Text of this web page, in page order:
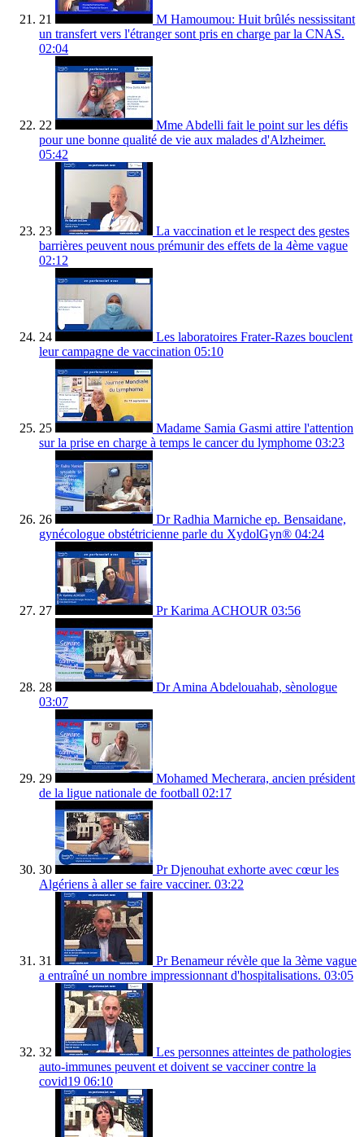
21
M Hamoumou: Huit brûlés nessissitant
un transfert vers l'étranger sont pris en charge par la CNAS.
02:04
22
Mme Abdelli fait le point sur les défis
pour une bonne qualité de vie aux malades d'Alzheimer.
05:42
23
La vaccination et le respect des gestes
barrières peuvent nous prémunir des effets de la 4ème vague
02:12
24
Les laboratoires Frater-Razes bouclent
leur campagne de vaccination 05:10
25
Madame Samia Gasmi attire l'attention
sur la prise en charge à temps le cancer du lymphome 03:23
26
Dr Radhia Marniche ep. Bensaidane,
gynécologue obstétricienne parle du XydolGyn® 04:24
27 Pr Karima ACHOUR 03:56
28
Dr Amina Abdelouahab, sènologue
03:07
29
Mohamed Mecherara, ancien président
de la ligue nationale de football 02:17
30
Pr Djenouhat exhorte avec cœur les
Algériens à aller se faire vacciner. 03:22
31
Pr Benameur révèle que la 3ème vague
a entraîné un nombre impressionnant d'hospitalisations. 03:05
32
Les personnes atteintes de pathologies
auto-immunes peuvent et doivent se vacciner contre la
covid19 06:10